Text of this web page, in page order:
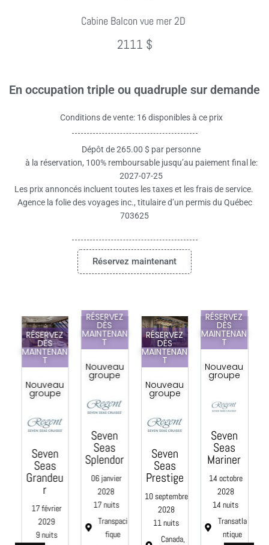
Cabine Balcon vue mer 2D
2111 $
En occupation triple ou quadruple sur demande
Conditions de vente: 16 disponibles à ce prix
Dépôt de 265.00 $ par personne
à la réservation, 100% remboursable jusqu’au paiement final le:
2027-07-25
Les prix annoncés incluent toutes les taxes et les frais de service.
Agence la folie des voyages inc., titulaire d’un permis du Québec
703625
Réservez maintenant
RÉSERVEZ
DÈS
MAINTENAN
T
Nouveau
groupe
Seven
Seas
Grandeu
r
17 février
2029
9 nuits
RÉSERVEZ
DÈS
MAINTENAN
T
Nouveau
groupe
Seven
Seas
Splendor
06 janvier
2028
17 nuits
Transpaci
fique
RÉSERVEZ
DÈS
MAINTENAN
T
Nouveau
groupe
Seven
Seas
Prestige
10 septembre
2028
11 nuits
Canada,
RÉSERVEZ
DÈS
MAINTENAN
T
Nouveau
groupe
Seven
Seas
Mariner
14 octobre
2028
14 nuits
Transatla
ntique